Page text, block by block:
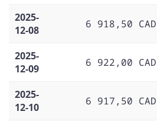
2025-
12-08
6 918,50 CAD
2025-
12-09
6 922,00 CAD
2025-
12-10
6 917,50 CAD